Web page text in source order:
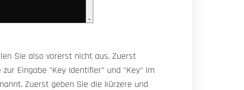
Sie also vorerst nicht aus. Zuerst
Eingabe "Key Identifier" und "Key" im
Zuerst geben Sie die kürzere und